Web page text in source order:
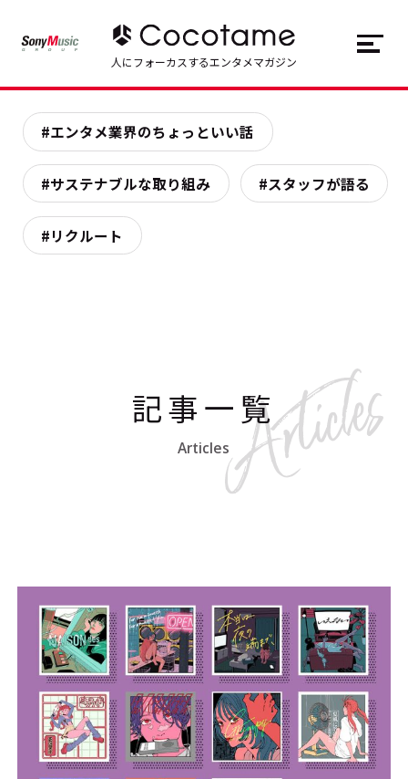
トップ Top
記事一覧 Articles
連載一覧 Series
#エンタメ業界のちょっといい話
運営会社 プライバシーポリシー
本サイトご利用にあたって Cookie Settings
お問い合わせ
JP EN
人にフォーカスするエンタメマガジン
#エンタメ業界のちょっといい話
#サステナブルな取り組み #スタッフが語る
#リクルート
記事一覧
Articles